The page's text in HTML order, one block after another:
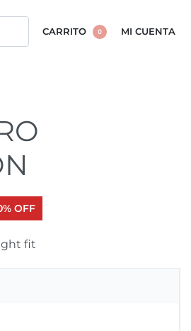
CARRITO 0 MI CUENTA
OFF
fit